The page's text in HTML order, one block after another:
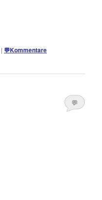
| 💬Kommentare
💬